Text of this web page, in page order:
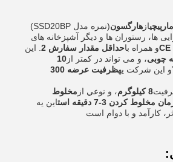
از هارگسون
(نمره مدل SSD20BP)
ها، رستوران ها و دیگر آشپزخانه های
و همراه باحداقل مقدار سفارش 2
. اين
چوبی، و می تواند در کمتر از 10
و اين شرکت يه
ظرفیت عرضه 300
8 کیلوگرم ، و نوعي از مخلوط
مخلوط کردن 3-7 دقیقه است
اين يه
کارآمد و با دوام است